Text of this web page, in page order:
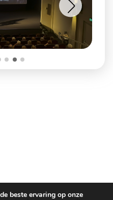
beste ervaring op onze